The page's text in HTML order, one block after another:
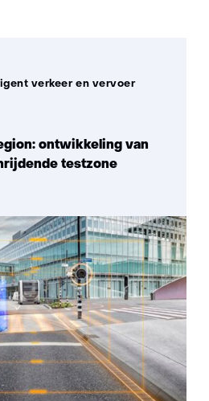
(Zo
impact)
ontwikkeling van
testzone
verkeer en vervoer